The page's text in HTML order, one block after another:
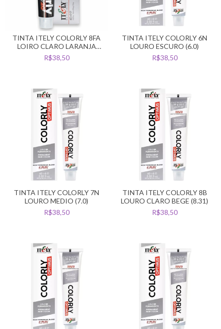
TINTA ITELY COLORLY 8FA
LOIRO CLARO LARANJA
DOURADO (8.334)
R$38,50
TINTA ITELY COLORLY 6N
LOURO ESCURO (6.0)
R$38,50
TINTA ITELY COLORLY 7N
LOURO MEDIO (7.0)
R$38,50
TINTA ITELY COLORLY 8B
LOURO CLARO BEGE (8.31)
R$38,50